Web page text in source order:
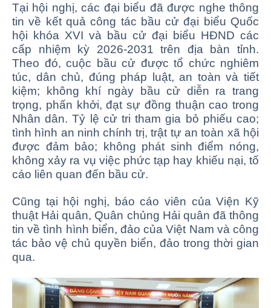
Tại hội nghị, các đại biểu đã được nghe thông
tin về kết quả công tác bầu cử đại biểu Quốc
hội khóa XVI và bầu cử đại biểu HĐND các
cấp nhiệm kỳ 2026-2031 trên địa bàn tỉnh.
Theo đó, cuộc bầu cử được tổ chức nghiêm
túc, dân chủ, đúng pháp luật, an toàn và tiết
kiệm; không khí ngày bầu cử diễn ra trang
trọng, phấn khởi, đạt sự đồng thuận cao trong
Nhân dân. Tỷ lệ cử tri tham gia bỏ phiếu cao;
tình hình an ninh chính trị, trật tự an toàn xã hội
được đảm bảo; không phát sinh điểm nóng,
không xảy ra vụ việc phức tạp hay khiếu nại, tố
cáo liên quan đến bầu cử.
Cũng tại hội nghị, báo cáo viên của Viện Kỹ
thuật Hải quân, Quân chủng Hải quân đã thông
tin về tình hình biển, đảo của Việt Nam và công
tác bảo vệ chủ quyền biển, đảo trong thời gian
qua.